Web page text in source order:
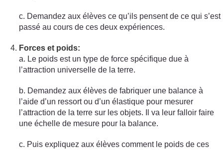
c. Demandez aux élèves ce qu’ils pensent de ce qui s’est
passé au cours de ces deux expériences.
Forces et poids:
a. Le poids est un type de force spécifique due à
l’attraction universelle de la terre.
b. Demandez aux élèves de fabriquer une balance à
l’aide d’un ressort ou d’un élastique pour mesurer
l’attraction de la terre sur les objets. Il va leur falloir faire
une échelle de mesure pour la balance.
c. Puis expliquez aux élèves comment le poids de ces